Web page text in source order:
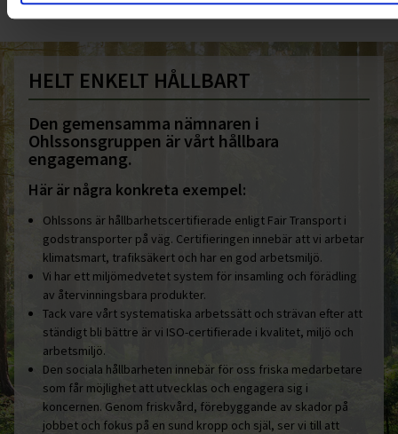
HELT ENKELT HÅLLBART
Den gemensamma nämnaren i
Ohlssonsgruppen är vårt hållbara
engagemang.
Här är några konkreta exempel:
Ohlssons är hållbarhetscertifierade enligt Fair Transport i
godstransporter på väg. Certifieringen innebär att vi arbetar
klimatsmart, trafiksäkert och har en god arbetsmiljö.
Vi har ett miljömedvetet system för insamling och förädling
av återvinningsbara produkter.
Tack vare vårt systematiska arbetssätt och strävan efter att
ständigt bli bättre är vi ISO-certifierade i kvalitet, miljö och
arbetsmiljö.
Den sociala hållbarheten innebär för oss friska medarbetare
som får möjlighet att utvecklas och engagera sig i
koncernen. Genom friskvård, förebyggande av skador på
jobbet och fokus på en sund kropp och själ, ser vi till att